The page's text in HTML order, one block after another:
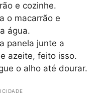
e cozinhe.
o macarrão e
água.
panela junte a
azeite, feito isso.
o alho até dourar.